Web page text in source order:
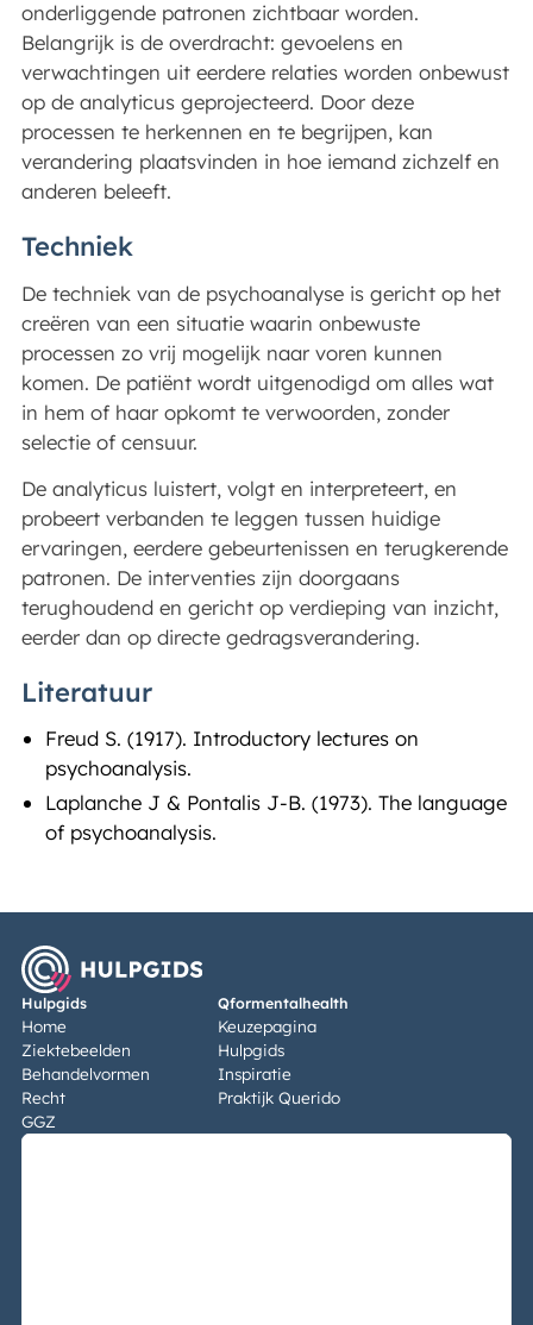
onderliggende patronen zichtbaar worden.
Belangrijk is de overdracht: gevoelens en
verwachtingen uit eerdere relaties worden onbewust
op de analyticus geprojecteerd. Door deze
processen te herkennen en te begrijpen, kan
verandering plaatsvinden in hoe iemand zichzelf en
anderen beleeft.
Techniek
De techniek van de psychoanalyse is gericht op het
creëren van een situatie waarin onbewuste
processen zo vrij mogelijk naar voren kunnen
komen. De patiënt wordt uitgenodigd om alles wat
in hem of haar opkomt te verwoorden, zonder
selectie of censuur.
De analyticus luistert, volgt en interpreteert, en
probeert verbanden te leggen tussen huidige
ervaringen, eerdere gebeurtenissen en terugkerende
patronen. De interventies zijn doorgaans
terughoudend en gericht op verdieping van inzicht,
eerder dan op directe gedragsverandering.
Literatuur
Freud S. (1917). Introductory lectures on
psychoanalysis.
Laplanche J & Pontalis J-B. (1973). The language
of psychoanalysis.
Hulpgids
Home
Ziektebeelden
Behandelvormen
Recht
GGZ
Qformentalhealth
Keuzepagina
Hulpgids
Inspiratie
Praktijk Querido